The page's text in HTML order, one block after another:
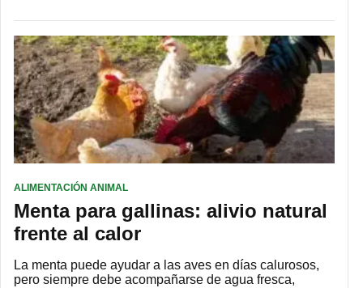
ALIMENTACIÓN ANIMAL
Menta para gallinas: alivio natural
frente al calor
La menta puede ayudar a las aves en días calurosos,
pero siempre debe acompañarse de agua fresca,